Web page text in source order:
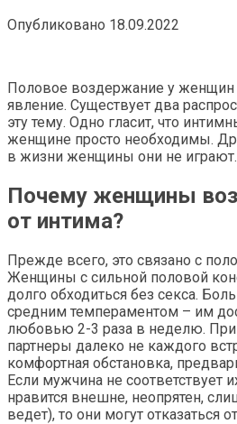
Опубликовано 18.09.2022
Половое воздержание у
явление. Существует два
эту тему. Одно гласит, что
женщине просто необходимы.
в жизни женщины они не играют.
Почему женщины
от интима?
Прежде всего, это связано с
Женщины с сильной половой
долго обходиться без секса.
средним темпераментом – им
любовью 2-3 раза в неделю.
партнеры далеко не каждого
комфортная обстановка,
Если мужчина не соответствует
нравится внешне, неопрятен,
ведет), то они могут отказаться